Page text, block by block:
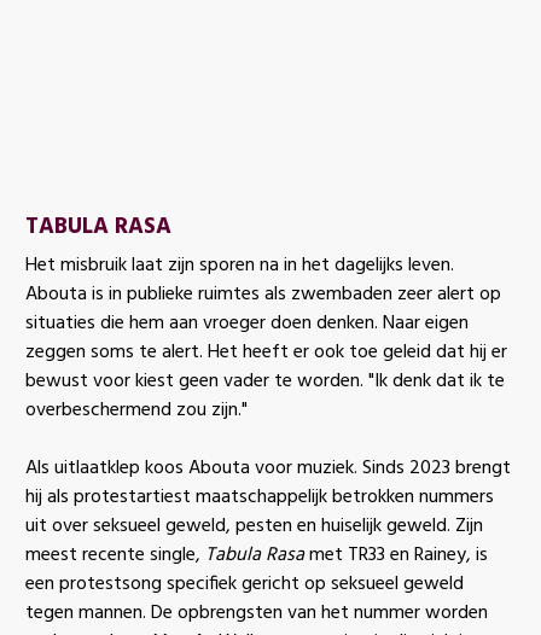
TABULA RASA
Het misbruik laat zijn sporen na in het dagelijks leven.
Abouta is in publieke ruimtes als zwembaden zeer alert op
situaties die hem aan vroeger doen denken. Naar eigen
zeggen soms te alert. Het heeft er ook toe geleid dat hij er
bewust voor kiest geen vader te worden. "Ik denk dat ik te
overbeschermend zou zijn."
Als uitlaatklep koos Abouta voor muziek. Sinds 2023 brengt
hij als protestartiest maatschappelijk betrokken nummers
uit over seksueel geweld, pesten en huiselijk geweld. Zijn
meest recente single, Tabula Rasamet TR33 en Rainey, is
een protestsong specifiek gericht op seksueel geweld
tegen mannen. De opbrengsten van het nummer worden